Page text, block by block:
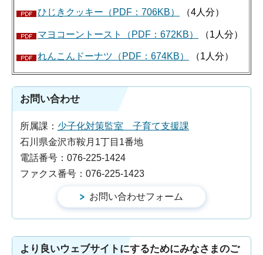
ひじきクッキー（PDF：706KB） （4人分）
マヨコーントースト（PDF：672KB） （1人分）
れんこんドーナツ（PDF：674KB） （1人分）
お問い合わせ
所属課： 少子化対策監室 子育て支援課
石川県金沢市鞍月1丁目1番地
電話番号：076-225-1424
ファクス番号：076-225-1423
より良いウェブサイトにするためにみなさまのご